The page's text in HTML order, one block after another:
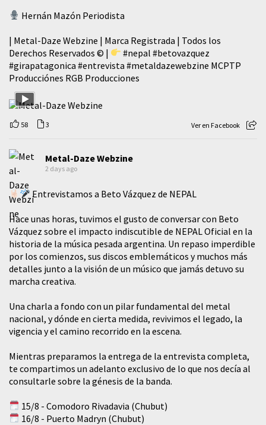
Hernán Mazón Periodista
| Metal-Daze Webzine | Marca Registrada | Todos los
Derechos Reservados © |
#nepal #betovazquez
#girapatagonica #entrevista #metaldazewebzine MCPTP
Producciónes RGB Producciones
58 3 Ver en Facebook
Metal-Daze Webzine
2 days ago
Entrevistamos a Beto Vázquez de NEPAL
Hace unas horas, tuvimos el gusto de conversar con Beto
Vázquez sobre el impacto indiscutible de NEPAL Oficial en la
historia de la música pesada argentina. Un repaso imperdible
por los comienzos, sus discos emblemáticos y muchos más
detalles junto a la visión de un músico que jamás detuvo su
marcha creativa.
​Una charla a fondo con un pilar fundamental del metal
nacional, y dónde en cierta medida, revivimos el legado, la
vigencia y el camino recorrido en la escena.
Mientras preparamos la entrega de la entrevista completa,
te compartimos un adelanto exclusivo de lo que nos decía al
consultarle sobre la génesis de la banda.
15/8 - Comodoro Rivadavia (Chubut)
16/8 - Puerto Madryn (Chubut)